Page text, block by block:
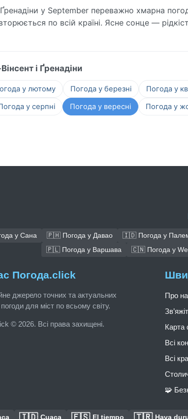
Ґренадіни у September переважно хмарна
по всій країні. Ясне сонце —
і Ґренадіни
у лютому Погода у березні Погода у
у серпні Погода у вересні Погода у
у Сана 🇵🇭 Погода у Давао 🇮🇩 Погода у
🇵🇱 Погода у Варшава
🇨🇳 Погода у
Погода.click
джерело точних та актуальних
погоди для міст по всьому світу.
© 2026. Всі права захищені.
Про
Карта
Всі
Всі
🧩
Cuaca El tiempo Hava